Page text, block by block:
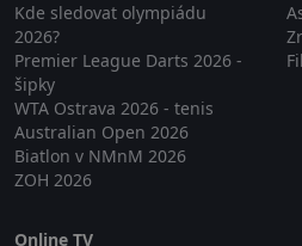
Kde sledovat olympiádu
2026?
Premier League Darts 2026 -
šipky
WTA Ostrava 2026 - tenis
Australian Open 2026
Biatlon v NMnM 2026
ZOH 2026
Online TV